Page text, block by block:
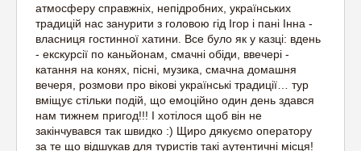
атмосферу справжніх, непідробних, українських
традицій нас занурити з головою гід Ігор і пані Інна -
власниця гостинної хатини. Все було як у казці: вдень
- екскурсії по каньйонам, смачні обіди, ввечері -
катання на конях, пісні, музика, смачна домашня
вечеря, розмови про вікові українські традиції… тур
вміщує стільки подій, що емоційно один день здався
нам тижнем пригод!!! І хотілося щоб він не
закінчувався так швидко :) Щиро дякуємо оператору
за те що відшукав для туристів такі аутентичні місця!